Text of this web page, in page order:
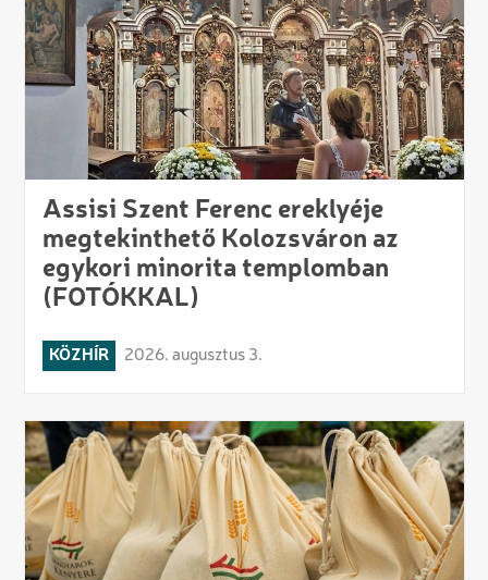
Assisi Szent Ferenc ereklyéje
megtekinthető Kolozsváron az
egykori minorita templomban
(FOTÓKKAL)
KÖZHÍR 2026. augusztus 3.